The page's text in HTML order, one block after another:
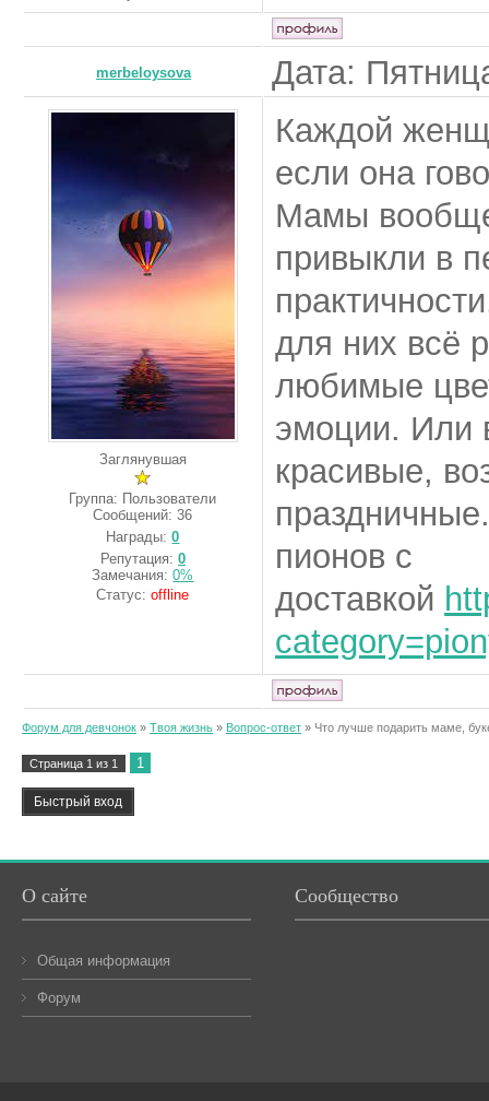
merbeloysova Дата:
Заглянувшая
Группа: Пользователи
Сообщений:36
Награды:0
Репутация: 0
Замечания:0%
Статус:offline
Каждой
если она
Мамы вообще
привыкли в
для них всё
любимые
эмоции. Или
красивые,
пионов с
доставкой
Форум для девчонок » Твоя жизнь » Вопрос-ответ » Что лучше подарить маме,
Страница 1 из 1 1
О сайте
Общая информация
Форум
Сообщество